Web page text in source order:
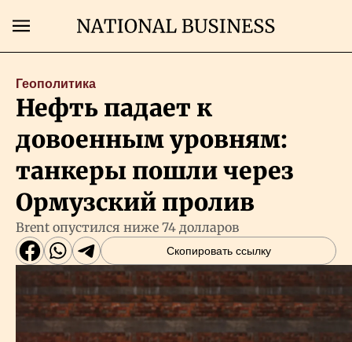
Главная
Бизнес
Рынки
Технологии
Геополитика
Нефть падает к
довоенным уровням:
танкеры пошли через
Ормузский пролив
Brent опустился ниже 74 долларов
Скопировать ссылку